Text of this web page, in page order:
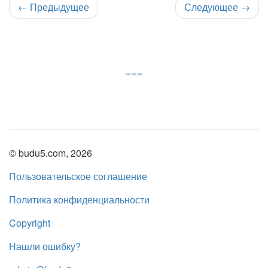
← Предыдущее Следующее →
© budu5.com, 2026
Пользовательское соглашение
Политика конфиденциальности
Copyright
Нашли ошибку?